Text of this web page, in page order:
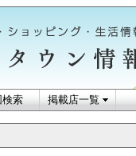
検索 掲載店一覧